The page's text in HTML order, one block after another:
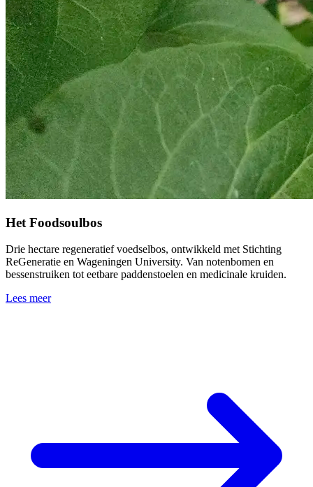
Het Foodsoulbos
Drie hectare regeneratief voedselbos, ontwikkeld met Stichting
ReGeneratie en Wageningen University. Van notenbomen en
bessenstruiken tot eetbare paddenstoelen en medicinale kruiden.
Lees meer